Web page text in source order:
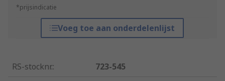
*prijsindicatie
Voeg toe aan onderdelenlijst
RS-stocknr.:
723-545